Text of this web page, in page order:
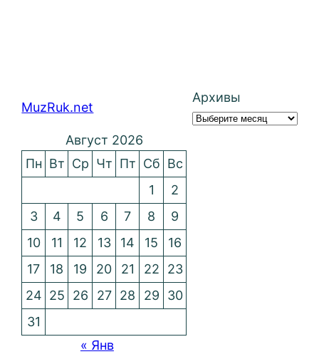
MuzRuk.net
Архивы
Август 2026
Пн Вт Ср Чт Пт Сб Вс
1
2
3
4 5 6 7 8
9
10
11 12 13 14 15
16
17
18 19 20 21 22
23
24 25 26 27 28 29
30
31
« Янв